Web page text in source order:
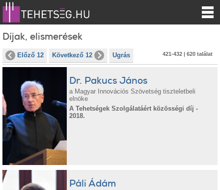
Díjak, elismerések
Előző 12 Következő 12 Ugrás 421-432 | 620 találat
Dr. Pakucs János
a Magyar Innovációs Szövetség tiszteletbeli
elnöke
A Tehetségek Szolgálatáért közösségi díj -
2018.
Páli Ádám